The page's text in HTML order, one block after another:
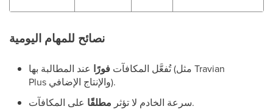
نصائح للمهام اليومية
تُفعَّل المكافآت فورًا عند المطالبة بها (مثل Travian
Plus والإنتاج الإضافي).
سرعة الخادم لا تؤثر مطلقًا
على المكافآت.